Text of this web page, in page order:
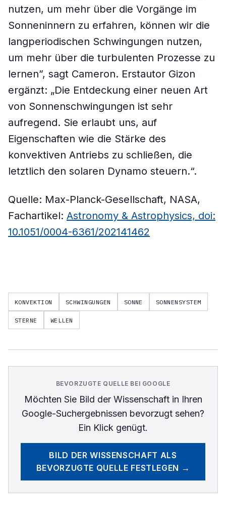
nutzen, um mehr über die Vorgänge im
Sonneninnern zu erfahren, können wir die
langperiodischen Schwingungen nutzen,
um mehr über die turbulenten Prozesse zu
lernen”, sagt Cameron. Erstautor Gizon
ergänzt: „Die Entdeckung einer neuen Art
von Sonnenschwingungen ist sehr
aufregend. Sie erlaubt uns, auf
Eigenschaften wie die Stärke des
konvektiven Antriebs zu schließen, die
letztlich den solaren Dynamo steuern.“.
Quelle: Max-Planck-Gesellschaft, NASA,
Fachartikel: Astronomy & Astrophysics, doi:
10.1051/0004-6361/202141462
KONVEKTION SCHWINGUNGEN SONNE SONNENSYSTEM
STERNE WELLEN
BEVORZUGTE QUELLE BEI GOOGLE
Möchten Sie Bild der Wissenschaftin Ihren
Google-Suchergebnissen bevorzugt sehen?
Ein Klick genügt.
BILD DER WISSENSCHAFT ALS
BEVORZUGTE QUELLE FESTLEGEN →